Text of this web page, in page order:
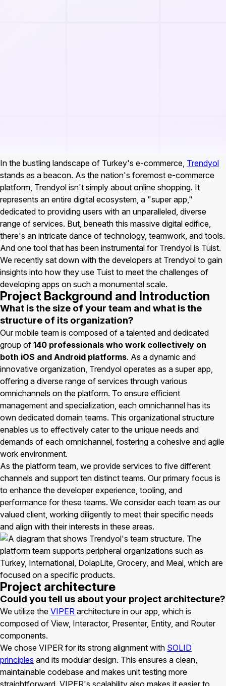
In the bustling landscape of Turkey's e-commerce, Trendyol
stands as a beacon. As the nation's foremost e-commerce
platform, Trendyol isn't simply about online shopping. It
represents an entire digital ecosystem, a "super app,"
dedicated to providing users with an unparalleled, diverse
range of services. But, beneath this massive digital edifice,
there's an intricate dance of technology, teamwork, and tools.
And one tool that has been instrumental for Trendyol is Tuist.
We recently sat down with the developers at Trendyol to gain
insights into how they use Tuist to meet the challenges of
developing apps on such a monumental scale.
Project Background and Introduction
What is the size of your team and what is the
structure of its organization?
Our mobile team is composed of a talented and dedicated
group of 140 professionals who work collectively on
both iOS and Android platforms. As a dynamic and
innovative organization, Trendyol operates as a super app,
offering a diverse range of services through various
omnichannels on the platform. To ensure efficient
management and specialization, each omnichannel has its
own dedicated domain teams. This organizational structure
enables us to effectively cater to the unique needs and
demands of each omnichannel, fostering a cohesive and agile
work environment.
As the platform team, we provide services to five different
channels and support ten distinct teams. Our primary focus is
to enhance the developer experience, tooling, and
performance for these teams. We consider each team as our
valued client, working diligently to meet their specific needs
and align with their interests in these areas.
Project architecture
Could you tell us about your project architecture?
We utilize the VIPER architecture in our app, which is
composed of View, Interactor, Presenter, Entity, and Router
components.
We chose VIPER for its strong alignment with SOLID
principles and its modular design. This ensures a clean,
maintainable codebase and makes unit testing more
straightforward. VIPER's scalability also makes it easier to